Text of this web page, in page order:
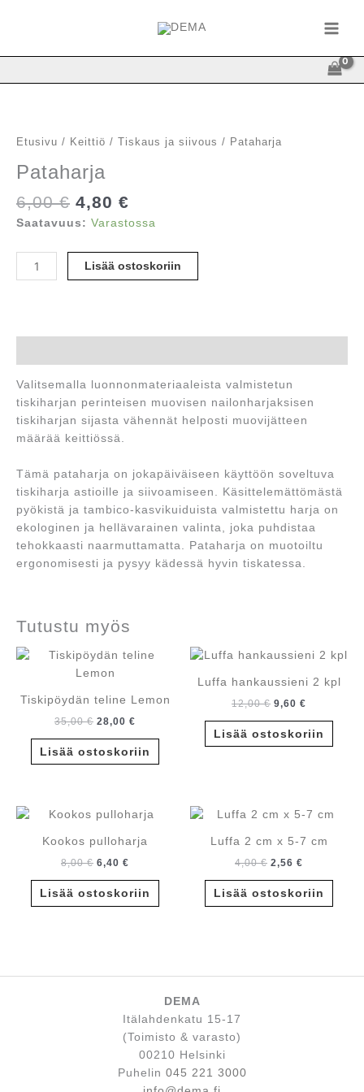
Etusivu / Keittiö / Tiskaus ja siivous / Pataharja
Pataharja
6,00€ Alkuperäinen
hinta
6,00 €.
4,80 €
hinta
4,80 €.
Saatavuus: Varastossa
Pataharja
määrä
Lisää ostoskoriin
Valitsemalla luonnonmateriaaleista valmistetun
tiskiharjan perinteisen muovisen nailonharjaksisen
tiskiharjan sijasta vähennät helposti muovijätteen
määrää keittiössä.
Tämä pataharja on jokapäiväiseen käyttöön soveltuva
tiskiharja astioille ja siivoamiseen. Käsittelemättömästä
pyökistä ja tambico-kasvikuiduista valmistettu harja on
ekologinen ja hellävarainen valinta, joka puhdistaa
tehokkaasti naarmuttamatta. Pataharja on muotoiltu
ergonomisesti ja pysyy kädessä hyvin tiskatessa.
Tutustu myös
Tiskipöydän teline Lemon
35,00€ Alkuperäinen
35,00 €.
28,00 €
on:
28,00 €.
Lisää ostoskoriin
Luffa hankaussieni 2 kpl
12,00€ Alkuperäinen
oli:
12,00 €.
9,60 €
on:
9,60 €.
Lisää ostoskoriin
Kookos pulloharja
8,00€ Alkuperäinen
6,40 €
on:
Lisää ostoskoriin
Luffa 2 cm x 5-7 cm
4,00€ Alkuperäinen
2,56 €
on:
Lisää ostoskoriin
DEMA
Itälahdenkatu 15-17
(Toimisto & varasto)
00210 Helsinki
Puhelin 045 221 3000